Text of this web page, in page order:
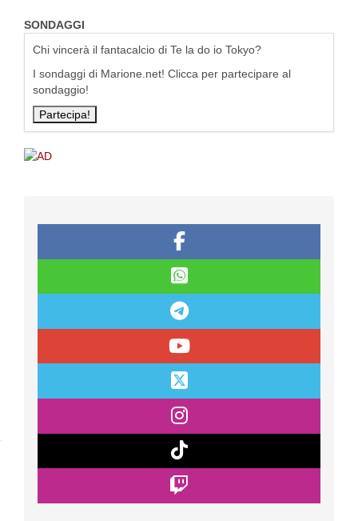
SONDAGGI
Chi vincerà il fantacalcio di Te la do io Tokyo?
I sondaggi di Marione.net! Clicca per partecipare al
sondaggio!